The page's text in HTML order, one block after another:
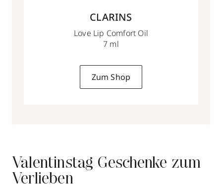
CLARINS
Love Lip Comfort Oil
7 ml
Zum Shop
Valentinstag Geschenke zum
Verlieben